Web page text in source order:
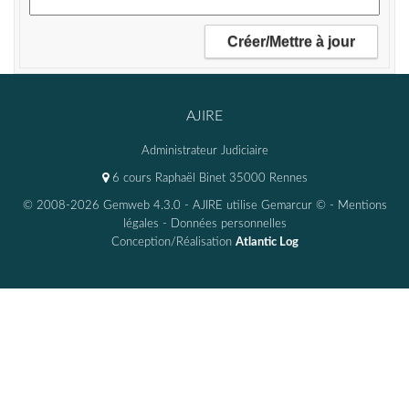
AJIRE
Administrateur Judiciaire
6 cours Raphaël Binet 35000 Rennes
© 2008-2026 Gemweb 4.3.0 - AJIRE utilise Gemarcur © - Mentions
légales - Données personnelles
Conception/Réalisation Atlantic Log